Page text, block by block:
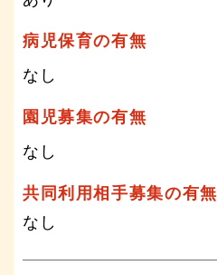
病児保育の有無
なし
園児募集の有無
なし
共同利用相手募集の有無
なし